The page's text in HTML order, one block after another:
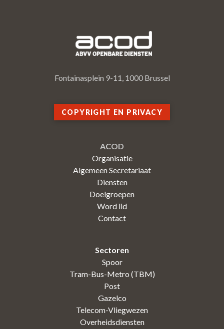
Fontainasplein 9-11, 1000 Brussel
COPYRIGHT EN PRIVACY
ACOD
Organisatie
Algemeen Secretariaat
Diensten
Doelgroepen
Word lid
Contact
Sectoren
Spoor
Tram-Bus-Metro (TBM)
Post
Gazelco
Telecom-Vliegwezen
Overheidsdiensten